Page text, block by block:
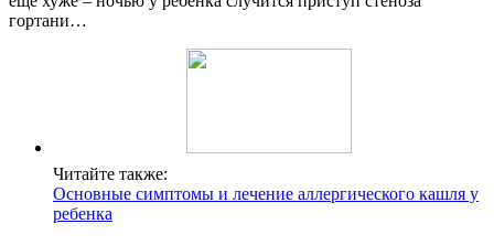
гортани…
Читайте также:
Основные симптомы и лечение аллергического кашля у
ребенка